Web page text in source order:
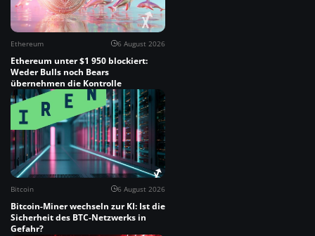
Ethereum 6 August 2026
Ethereum unter $1 950 blockiert:
Weder Bulls noch Bears
übernehmen die Kontrolle
Bitcoin 6 August 2026
Bitcoin-Miner wechseln zur KI: Ist die
Sicherheit des BTC-Netzwerks in
Gefahr?